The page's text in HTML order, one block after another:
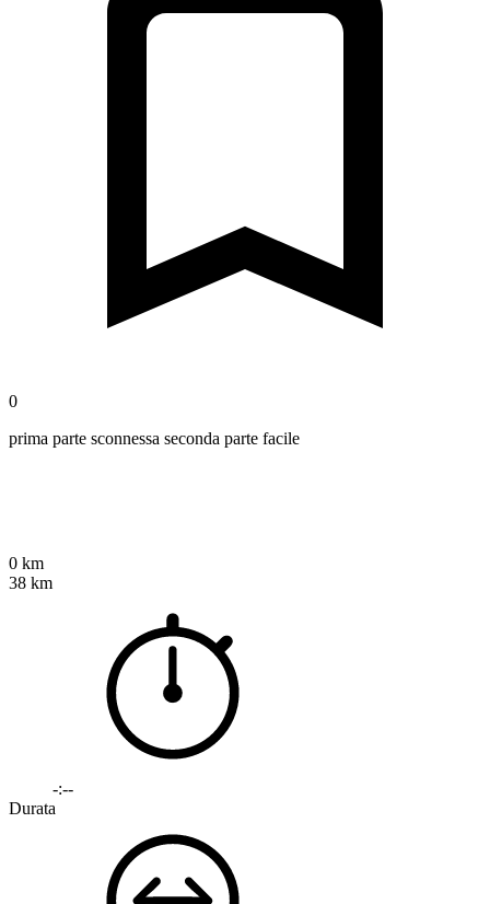
0
prima parte sconnessa seconda parte facile
0 km
38 km
-:--
Durata